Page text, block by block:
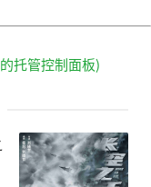
托管控制面板)